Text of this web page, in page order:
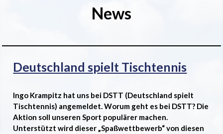
News
Deutschland spielt Tischtennis
Ingo Krampitz hat uns bei DSTT (Deutschland spielt
Tischtennis) angemeldet. Worum geht es bei DSTT? Die
Aktion soll unseren Sport populärer machen.
Unterstützt wird dieser „Spaßwettbewerb“ von diesen